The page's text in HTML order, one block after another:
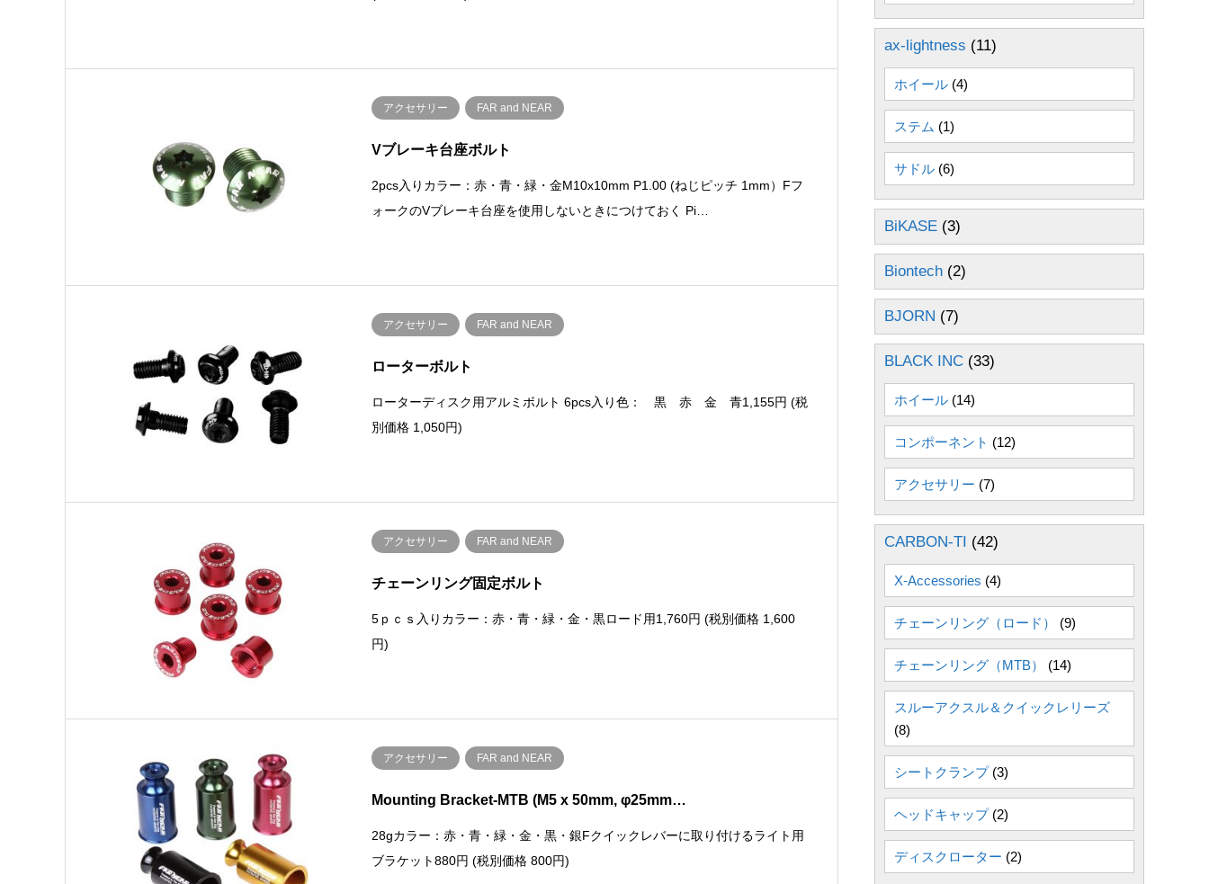
アクセサリー FAR and NEAR
Vブレーキ台座ボルト
2pcs入りカラー：赤・青・緑・金M10x10mm P1.00 (ねじピッチ 1mm）Fフ
ォークのVブレーキ台座を使用しないときにつけておく Pi…
アクセサリー FAR and NEAR
ローターボルト
ローターディスク用アルミボルト 6pcs入り色： 黒 赤 金 青1,155円 (税
別価格 1,050円)
アクセサリー FAR and NEAR
チェーンリング固定ボルト
5ｐｃｓ入りカラー：赤・青・緑・金・黒ロード用1,760円 (税別価格 1,600
円)
アクセサリー FAR and NEAR
Mounting Bracket-MTB (M5 x 50mm, φ25mm…
28gカラー：赤・青・緑・金・黒・銀Fクイックレバーに取り付けるライト用
ブラケット880円 (税別価格 800円)
ax-lightness (11)
ホイール (4)
ステム (1)
サドル (6)
BiKASE (3)
Biontech (2)
BJORN (7)
BLACK INC (33)
ホイール (14)
コンポーネント (12)
アクセサリー (7)
CARBON-TI (42)
X-Accessories (4)
チェーンリング（ロード） (9)
チェーンリング（MTB） (14)
スルーアクスル＆クイックレリーズ
(8)
シートクランプ(3)
ヘッドキャップ(2)
ディスクローター (2)